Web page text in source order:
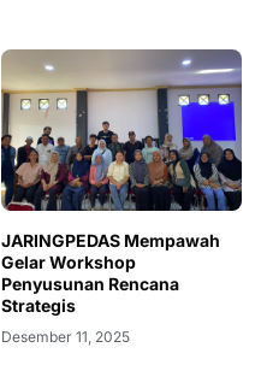
JARINGPEDAS Mempawah
Gelar Workshop
Penyusunan Rencana
Strategis
Desember 11, 2025